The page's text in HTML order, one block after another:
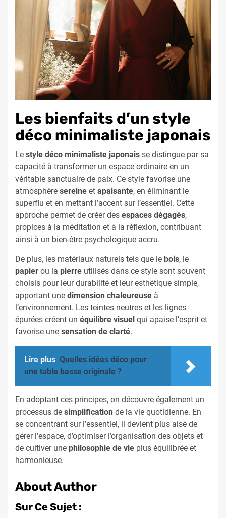
Les bienfaits d’un style
déco minimaliste japonais
Le style déco minimaliste japonais se distingue par sa
capacité à transformer un espace ordinaire en un
véritable sanctuaire de paix. Ce style favorise une
atmosphère sereine et apaisante, en éliminant le
superflu et en mettant l’accent sur l’essentiel. Cette
approche permet de créer des espaces dégagés,
propices à la méditation et à la réflexion, contribuant
ainsi à un bien-être psychologique accru.
De plus, les matériaux naturels tels que le bois, le
papier ou la pierre utilisés dans ce style sont souvent
choisis pour leur durabilité et leur esthétique simple,
apportant une dimension chaleureuse à
l’environnement. Les teintes neutres et les lignes
épurées créent un équilibre visuel qui apaise l’esprit et
favorise une sensation de clarté.
Lire plus Quelles idées déco pour
une table basse originale ?
En adoptant ces principes, on découvre également un
processus de simplification de la vie quotidienne. En
se concentrant sur l’essentiel, il devient plus aisé de
gérer l’espace, d’optimiser l’organisation des objets et
de cultiver une philosophie de vie plus équilibrée et
harmonieuse.
About Author
Sur Ce Sujet :